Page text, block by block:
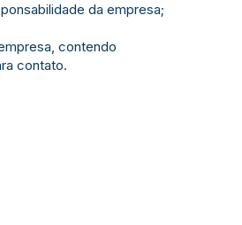
da empresa;
contendo
contato.